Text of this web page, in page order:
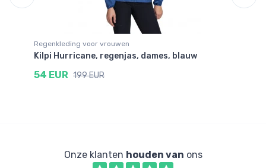
Regenkleding voor vrouwen
Kilpi Hurricane, regenjas, dames, blauw
54 EUR 199 EUR
Onze klanten houden van ons